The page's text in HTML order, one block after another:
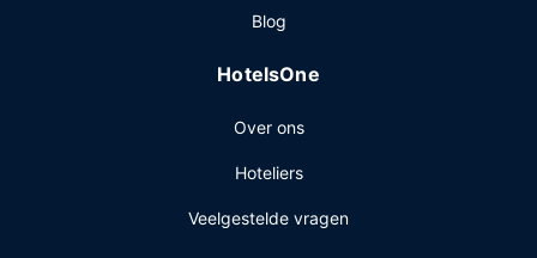
snelle incheckservice en een snelle uitcheckservice. Plan je
vierkante meter aan ruimte, waaronder een
plaatse heb je parkeerplaatsen.
Blog
HotelsOne
Over ons
Hoteliers
Veelgestelde vragen